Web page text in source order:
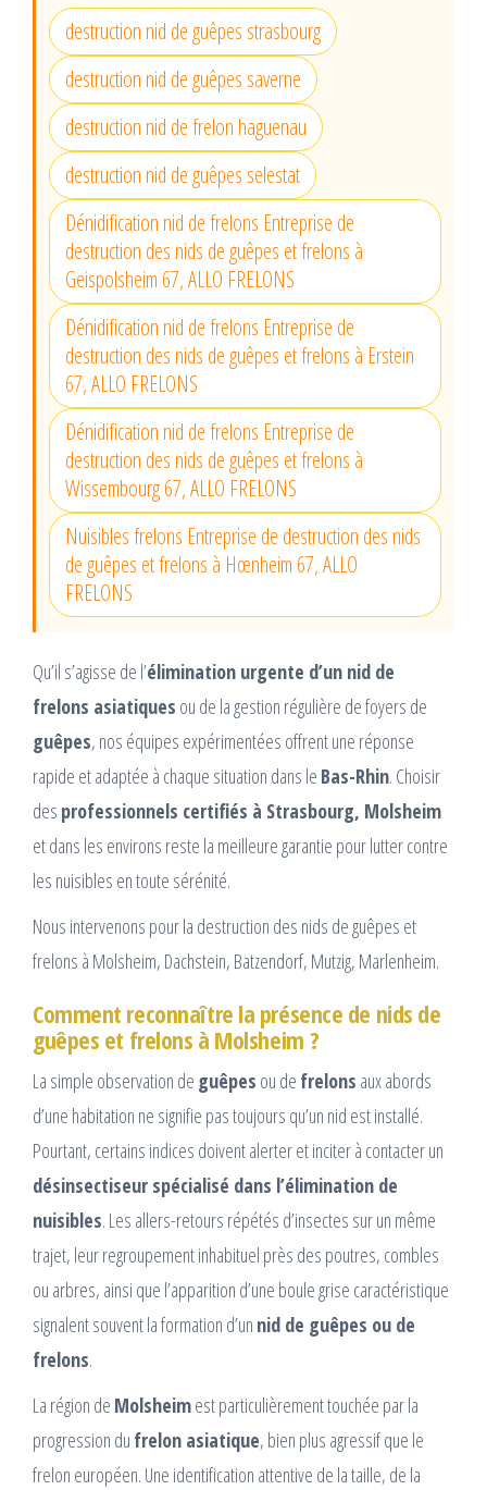
destruction nid de guêpes strasbourg
destruction nid de guêpes saverne
destruction nid de frelon haguenau
destruction nid de guêpes selestat
Dénidification nid de frelons Entreprise de
destruction des nids de guêpes et frelons à
Geispolsheim 67, ALLO FRELONS
Dénidification nid de frelons Entreprise de
destruction des nids de guêpes et frelons à Erstein
67, ALLO FRELONS
Dénidification nid de frelons Entreprise de
destruction des nids de guêpes et frelons à
Wissembourg 67, ALLO FRELONS
Nuisibles frelons Entreprise de destruction des nids
de guêpes et frelons à Hœnheim 67, ALLO
FRELONS
Qu’il s’agisse de l’élimination urgente d’un nid de
frelons asiatiques ou de la gestion régulière de foyers de
guêpes, nos équipes expérimentées offrent une réponse
rapide et adaptée à chaque situation dans le Bas-Rhin. Choisir
des professionnels certifiés à Strasbourg, Molsheim
et dans les environs reste la meilleure garantie pour lutter contre
les nuisibles en toute sérénité.
Nous intervenons pour la destruction des nids de guêpes et
frelons à Molsheim, Dachstein, Batzendorf, Mutzig, Marlenheim.
Comment reconnaître la présence de nids de
guêpes et frelons à Molsheim ?
La simple observation de guêpes ou de frelons aux abords
d’une habitation ne signifie pas toujours qu’un nid est installé.
Pourtant, certains indices doivent alerter et inciter à contacter un
désinsectiseur spécialisé dans l’élimination de
nuisibles. Les allers-retours répétés d’insectes sur un même
trajet, leur regroupement inhabituel près des poutres, combles
ou arbres, ainsi que l’apparition d’une boule grise caractéristique
signalent souvent la formation d’un nid de guêpes ou de
frelons.
La région de Molsheimest particulièrement touchée par la
progression du frelon asiatique, bien plus agressif que le
frelon européen. Une identification attentive de la taille, de la